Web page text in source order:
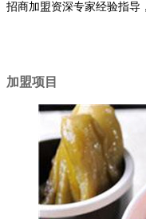
招商加盟资深专家经验指导
加盟项目